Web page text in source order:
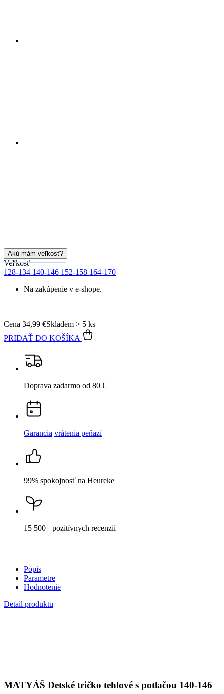
Akú mám veľkosť?
Veľkosť
128-134 140-146 152-158 164-170
Na zakúpenie v e-shope.
Skladem > 5 ks
Cena 34,99 €
PRIDAŤ DO KOŠÍKA
Doprava zadarmo od 80 €
Garancia vrátenia peňazí
99% spokojnosť na Heureke
15 500+ pozitívnych recenzií
Popis
Parametre
Hodnotenie
Detail produktu
MATYÁŠ Detské tričko tehlové s potlačou 140-146